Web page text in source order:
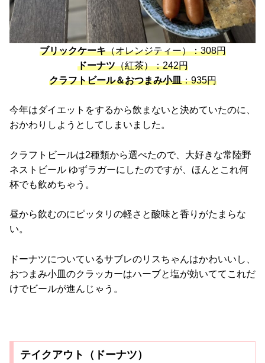
ブリックケーキ（オレンジティー）：308円
ドーナツ（紅茶）：242円
クラフトビール＆おつまみ小皿：935円
今年はダイエットをするから飲まないと決めていたのに、
おかわりしようとしてしまいました。
クラフトビールは2種類から選べたので、大好きな常陸野
ネストビール ゆずラガーにしたのですが、ほんとこれ何
杯でも飲めちゃう。
昼から飲むのにピッタリの軽さと酸味と香りがたまらな
い。
ドーナツについているサブレのリスちゃんはかわいいし、
おつまみ小皿のクラッカーはハーブと塩が効いててこれだ
けでビールが進んじゃう。
テイクアウト（ドーナツ）